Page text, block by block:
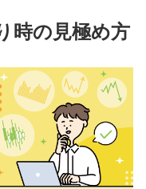
時の見極め方